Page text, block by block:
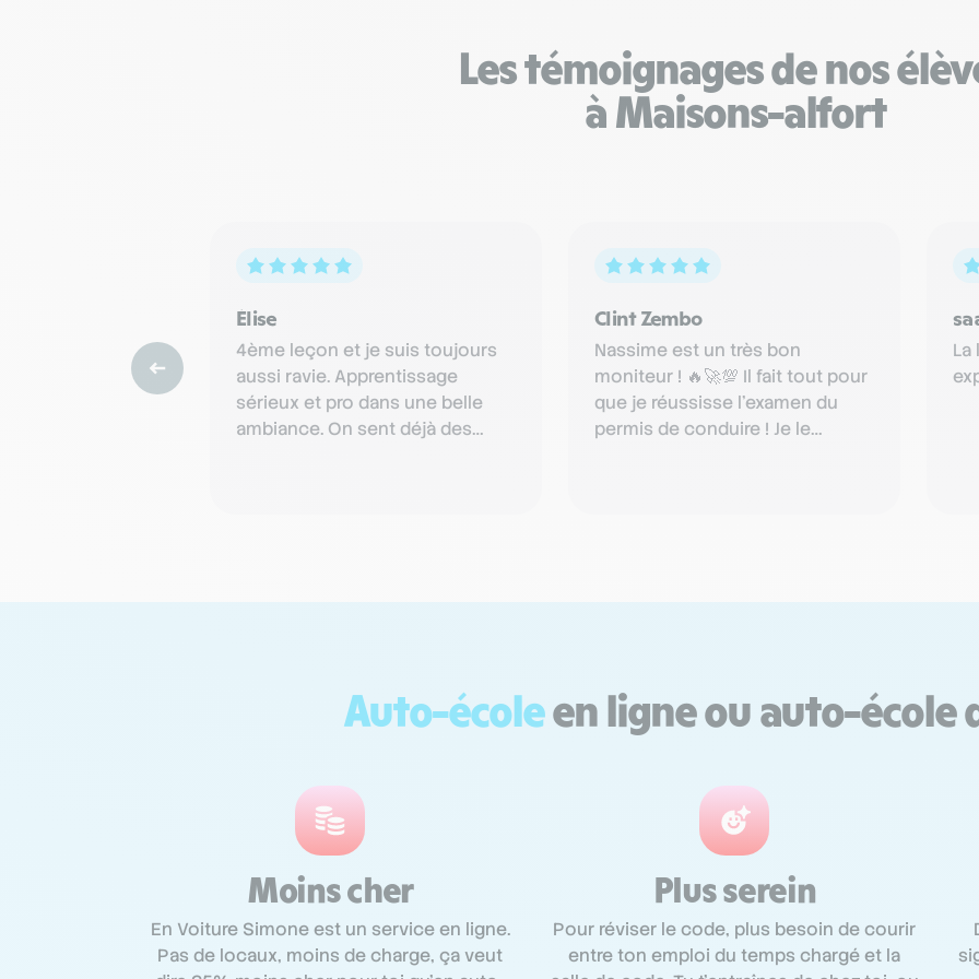
Les témoignages de nos
à Maisons-alfort
Élise
4ème leçon et je suis toujours
aussi ravie. Apprentissage
sérieux et pro dans une belle
ambiance. On sent déjà des
Clint Zembo
Nassime est un très bon
moniteur ! 🔥🚀💯 Il fait tout pour
que je réussisse l'examen du
permis de conduire ! Je le
La
Auto-écoleen ligne ou auto-école
Moins cher
En Voiture Simone est un service en ligne.
Pas de locaux, moins de charge, ça veut
Plus serein
Pour réviser le code, plus besoin de courir
entre ton emploi du temps chargé et la